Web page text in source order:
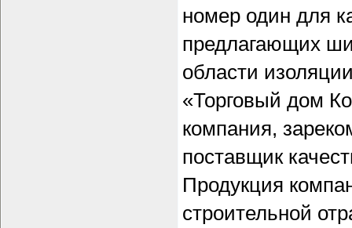
номер один для
предлагающих
области
«Торговый дом
компания,
поставщик
Продукция
строительной